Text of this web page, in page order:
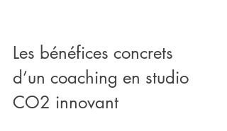
Les bénéfices concrets
d’un coaching en studio
CO2 innovant